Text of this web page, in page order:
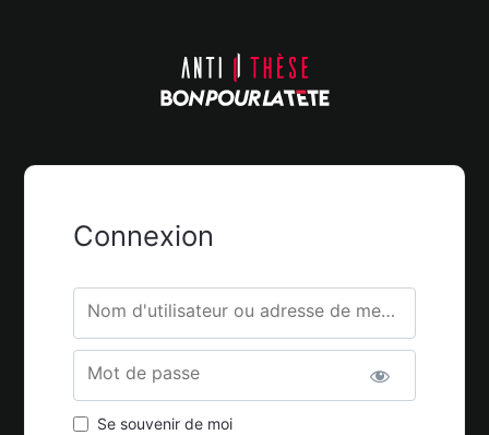
Connexion
Nom d'utilisateur ou adresse de messagerie.
Mot de passe
Se souvenir de moi